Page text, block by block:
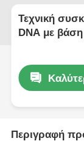
Τεχνική
DNA με βάση
Περιγραφή